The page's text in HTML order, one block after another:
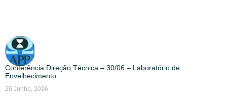
Conferência Direção Técnica – 30/06 – Laboratório de
Envelhecimento
26 Junho, 2026